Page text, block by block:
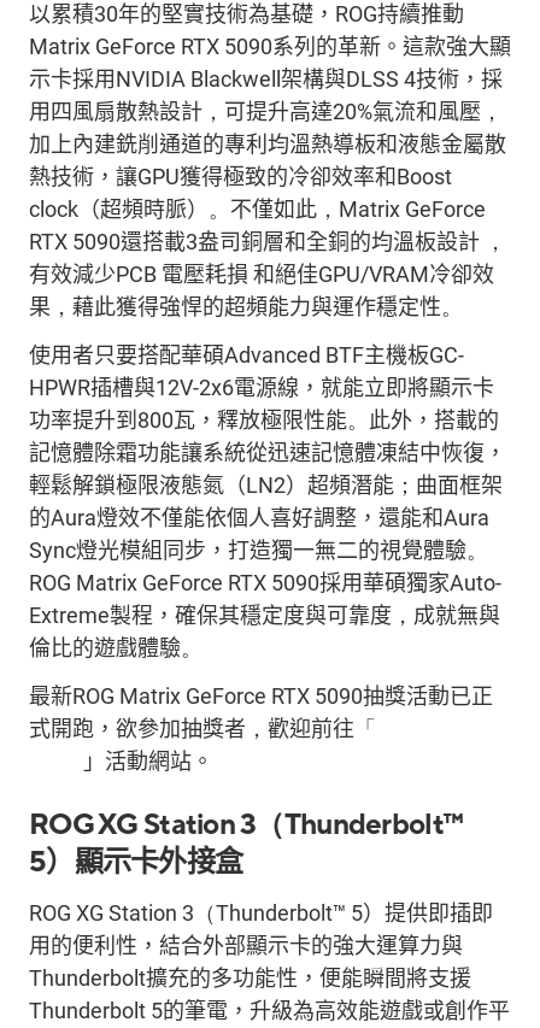
以累積30年的堅實技術為基礎， ROG持續推動
Matrix GeForce RTX 5090系列 的革新。 這款強大顯
示卡採用NVIDIA Blackwell 架構與DLSS 4技術， 採
用 四風扇散熱設計 ， 可提升高達20%氣流和風壓 ，
加上內建銑削通道的專利均溫熱導板和液態金屬散
熱技術， 讓GPU獲得極致的冷卻效率和Boost
clock （超頻時脈） 。 不僅如此 ， Matrix GeForce
RTX 5090還搭載3盎司銅層和全銅的均溫板設計 ，
有效減少PCB 電壓耗損 和絕佳GPU/VRAM冷卻效
果 ， 藉此獲得強悍的超頻能力與運作穩定性。
使用者只要搭配華碩Advanced BTF主機板GC-
HPWR插槽與12V-2x6電源線， 就能立即將顯示卡
功率提升到 800瓦 ，釋放極限性能。 此外， 搭載的
記憶體除霜功能讓系統從迅速記憶體凍結中恢復，
輕鬆解鎖極限液態氮（LN2）超頻潛能 ； 曲面框架
的Aura燈效不僅能依個人喜好調整， 還能和Aura
Sync燈光模組同步 ，打造獨一無二的視覺體驗。
ROG Matrix GeForce RTX 5090採用華碩獨家Auto-
Extreme製程，確保其穩定度與可靠度 ， 成就無與
倫比的遊戲體驗。
最新ROG Matrix GeForce RTX 5090抽獎活動已正
式開跑 ，欲參加抽獎者 ， 歡迎前往 「
」活動網站。
ROG XG Station 3 （Thunderbolt™
5）顯示卡外接盒
ROG XG Station 3 （Thunderbolt™ 5）提供即插即
用的便利性，結合外部顯示卡的強大運算力與
Thunderbolt擴充的多功能性，便能瞬間將支援
Thunderbolt 5的筆電，升級為高效能遊戲或創作平